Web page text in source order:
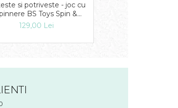
si potriveste - joc cu
BS Toys Spin &
Match
129,00 Lei